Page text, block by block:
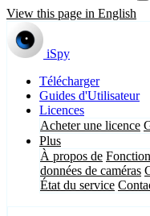
View this page in English
iSpy
Télécharger
Guides d'Utilisateur
Licences
Acheter une licence
Plus
À propos de
données de caméras
État du service